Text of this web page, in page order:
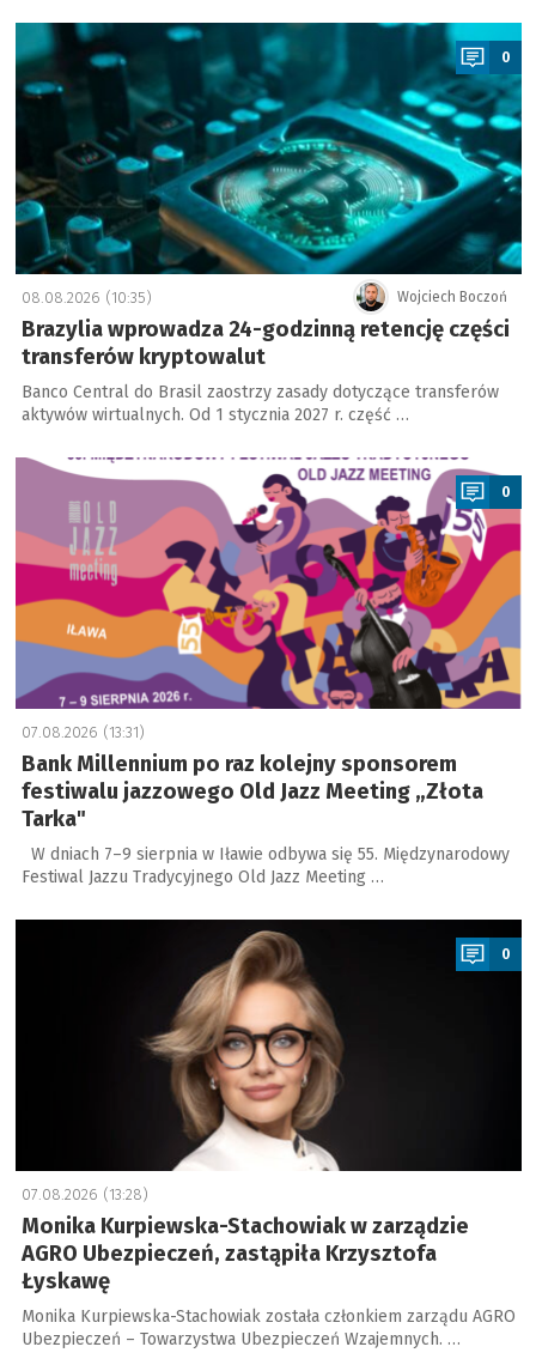
a
0
Wojciech Boczoń
08.08.2026 (10:35)
Brazylia wprowadza 24-godzinną retencję części
transferów kryptowalut
Banco Central do Brasil zaostrzy zasady dotyczące transferów
aktywów wirtualnych. Od 1 stycznia 2027 r. część …
a
0
07.08.2026 (13:31)
Bank Millennium po raz kolejny sponsorem
festiwalu jazzowego Old Jazz Meeting „Złota
Tarka"
W dniach 7–9 sierpnia w Iławie odbywa się 55. Międzynarodowy
Festiwal Jazzu Tradycyjnego Old Jazz Meeting …
a
0
07.08.2026 (13:28)
Monika Kurpiewska-Stachowiak w zarządzie
AGRO Ubezpieczeń, zastąpiła Krzysztofa
Łyskawę
Monika Kurpiewska-Stachowiak została członkiem zarządu AGRO
Ubezpieczeń – Towarzystwa Ubezpieczeń Wzajemnych. …